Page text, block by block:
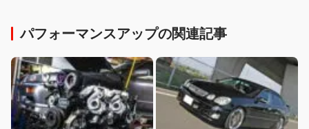
パフォーマンスアップの関連記事